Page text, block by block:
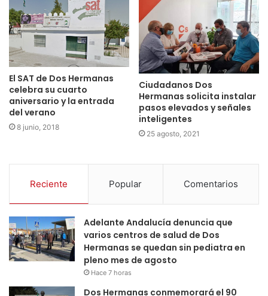
El SAT de Dos Hermanas
celebra su cuarto
aniversario y la entrada
del verano
8 junio, 2018
Ciudadanos Dos
Hermanas solicita instalar
pasos elevados y señales
inteligentes
25 agosto, 2021
Reciente Popular Comentarios
Adelante Andalucía denuncia que
varios centros de salud de Dos
Hermanas se quedan sin pediatra en
pleno mes de agosto
Hace 7 horas
Dos Hermanas conmemorará el 90